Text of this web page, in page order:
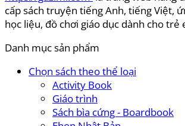
cấp sách truyện tiếng Anh, tiếng Việt,
học liệu, đồ chơi giáo dục dành cho trẻ
Danh mục sản phẩm
Chọn sách theo thể loại
Activity Book
Giáo trình
Sách bìa cứng - Boardbook